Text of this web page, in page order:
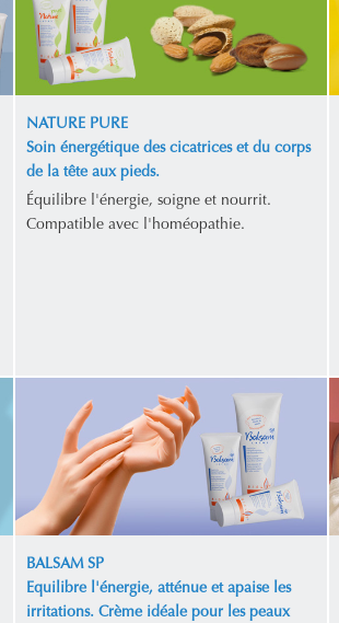
NATURE PURE
Soin énergétique des cicatrices et du corps
de la tête aux pieds.
Équilibre l'énergie, soigne et nourrit.
Compatible avec l'homéopathie.
BALSAM SP
Equilibre l'énergie, atténue et apaise les
irritations. Crème idéale pour les peaux